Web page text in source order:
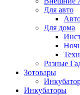
Для авто
Для дома
Разные
Зотовары
Инкубаторы